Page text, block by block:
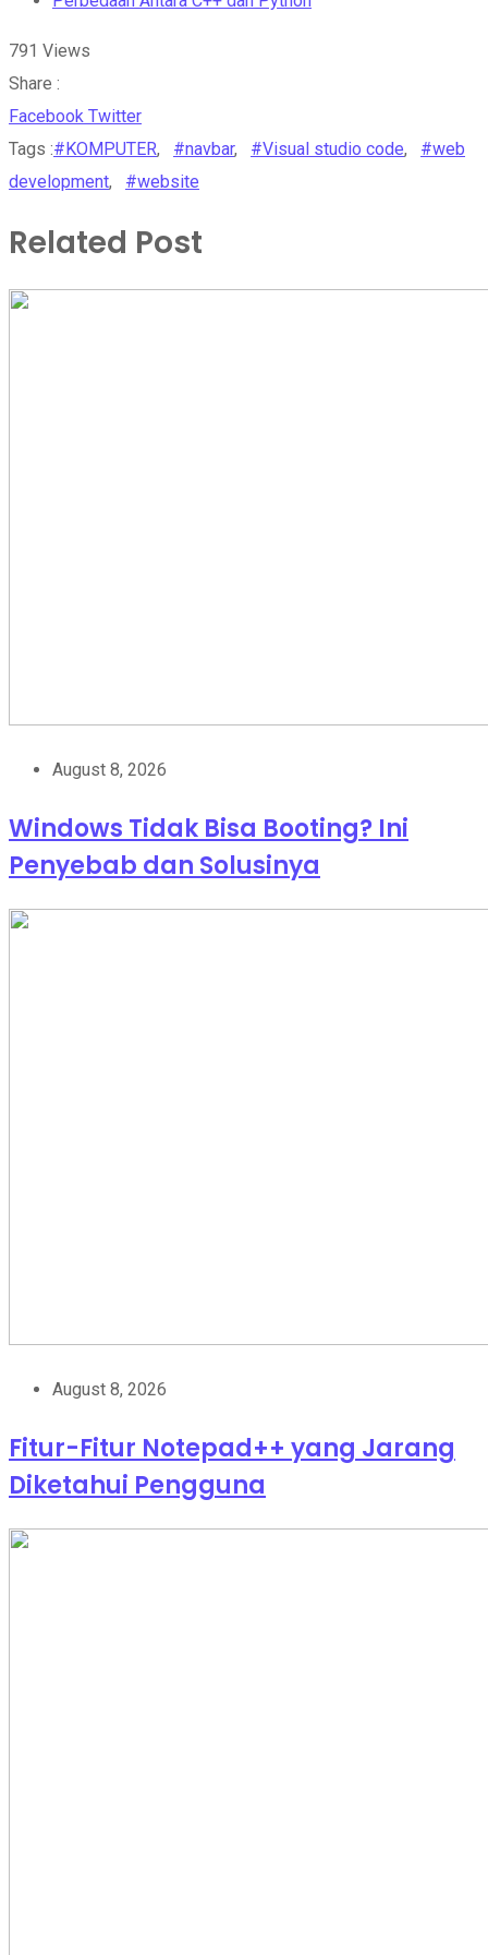
791 Views
Share :
Facebook TwitterWhatsapp
Share
via
Email
Print
Tags :#KOMPUTER, #navbar, #Visual studio code, #web
development, #website
Related Post
August 8, 2026
Windows Tidak Bisa Booting? Ini
Penyebab dan Solusinya
August 8, 2026
Fitur-Fitur Notepad++ yang Jarang
Diketahui Pengguna